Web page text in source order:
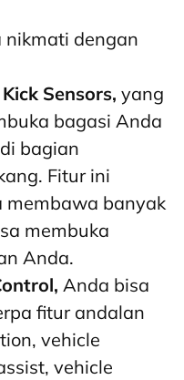
nikmati dengan
Sensors, yang
bagasi Anda
bagian
Fitur ini
membawa banyak
membuka
Anda.
Anda bisa
fitur andalan
vehicle
vehicle